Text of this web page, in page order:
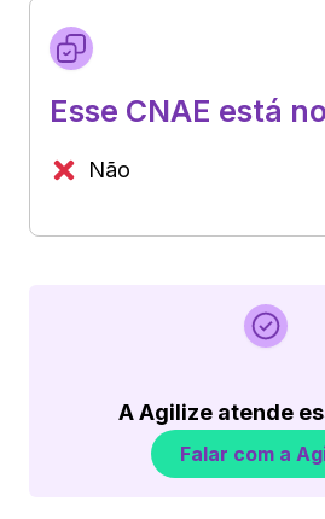
Esse CNAE está
Não
A Agilize atende
Falar com a